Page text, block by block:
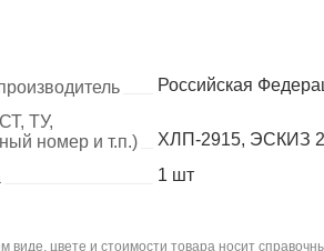
Российская
ТУ,
номер и т.п.)
ХЛП-2915, ЭСКИЗ
1 шт
цвете и стоимости товара носит